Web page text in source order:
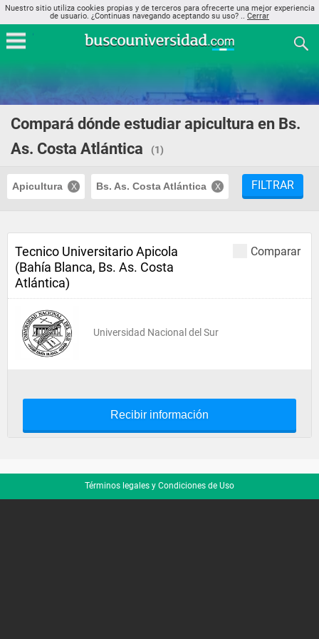
Nuestro sitio utiliza cookies propias y de terceros para ofrecerte una mejor experiencia
de usuario. ¿Continuas navegando aceptando su uso? .. Cerrar
Compará dónde estudiar apicultura en Bs.
As. Costa Atlántica
(1)
Apicultura Bs. As. Costa Atlántica FILTRAR
Comparar
Tecnico Universitario Apicola
(Bahía Blanca, Bs. As. Costa
Atlántica)
Universidad Nacional del Sur
Recibir información
Términos legales y Condiciones de Uso